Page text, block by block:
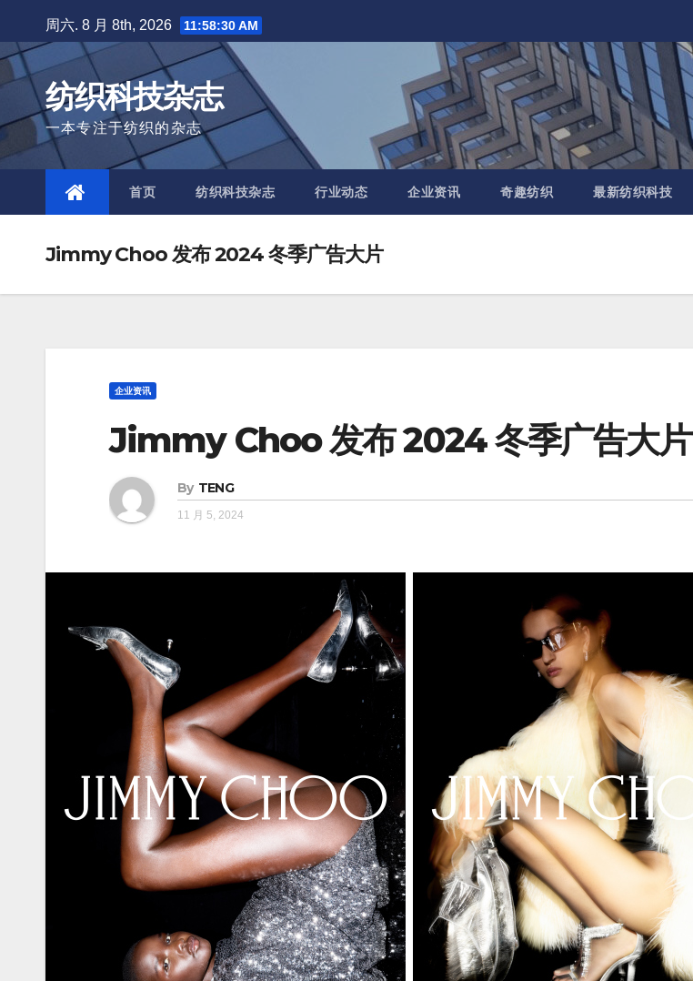
to
content
周六. 8 月 8th, 2026 11:58:32 AM
纺织科技杂志
一本专注于纺织的杂志
首页 纺织科技杂志 行业动态 企业资讯 奇趣纺织 最新纺织科技
Jimmy Choo 发布 2024 冬季广告大片
企业资讯
Jimmy Choo 发布 2024 冬季广告大片
By TENG
11 月 5, 2024